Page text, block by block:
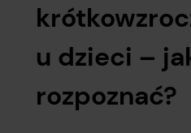
u dzieci –
rozpoznać?